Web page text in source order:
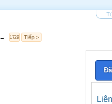
→ 1729 Tiếp >